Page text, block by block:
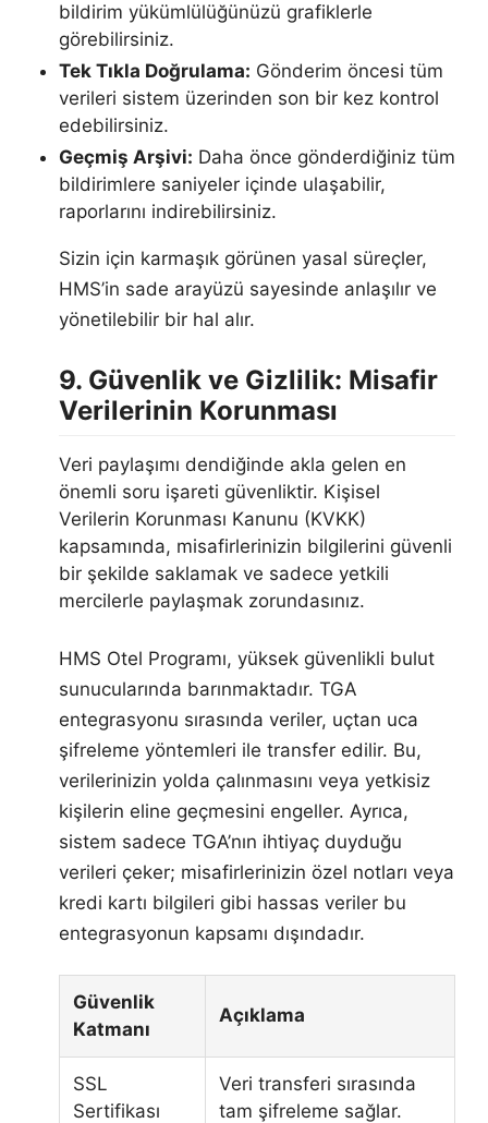
bildirim yükümlülüğünüzü grafiklerle
görebilirsiniz.
Tek Tıkla Doğrulama: Gönderim öncesi tüm
verileri sistem üzerinden son bir kez kontrol
edebilirsiniz.
Geçmiş Arşivi: Daha önce gönderdiğiniz tüm
bildirimlere saniyeler içinde ulaşabilir,
raporlarını indirebilirsiniz.
Sizin için karmaşık görünen yasal süreçler,
HMS’in sade arayüzü sayesinde anlaşılır ve
yönetilebilir bir hal alır.
9. Güvenlik ve Gizlilik: Misafir
Verilerinin Korunması
Veri paylaşımı dendiğinde akla gelen en
önemli soru işareti güvenliktir. Kişisel
Verilerin Korunması Kanunu (KVKK)
kapsamında, misafirlerinizin bilgilerini güvenli
bir şekilde saklamak ve sadece yetkili
mercilerle paylaşmak zorundasınız.
HMS Otel Programı, yüksek güvenlikli bulut
sunucularında barınmaktadır. TGA
entegrasyonu sırasında veriler, uçtan uca
şifreleme yöntemleri ile transfer edilir. Bu,
verilerinizin yolda çalınmasını veya yetkisiz
kişilerin eline geçmesini engeller. Ayrıca,
sistem sadece TGA’nın ihtiyaç duyduğu
verileri çeker; misafirlerinizin özel notları veya
kredi kartı bilgileri gibi hassas veriler bu
entegrasyonun kapsamı dışındadır.
Güvenlik
Katmanı
Açıklama
SSL
Sertifikası
Veri transferi sırasında
tam şifreleme sağlar.